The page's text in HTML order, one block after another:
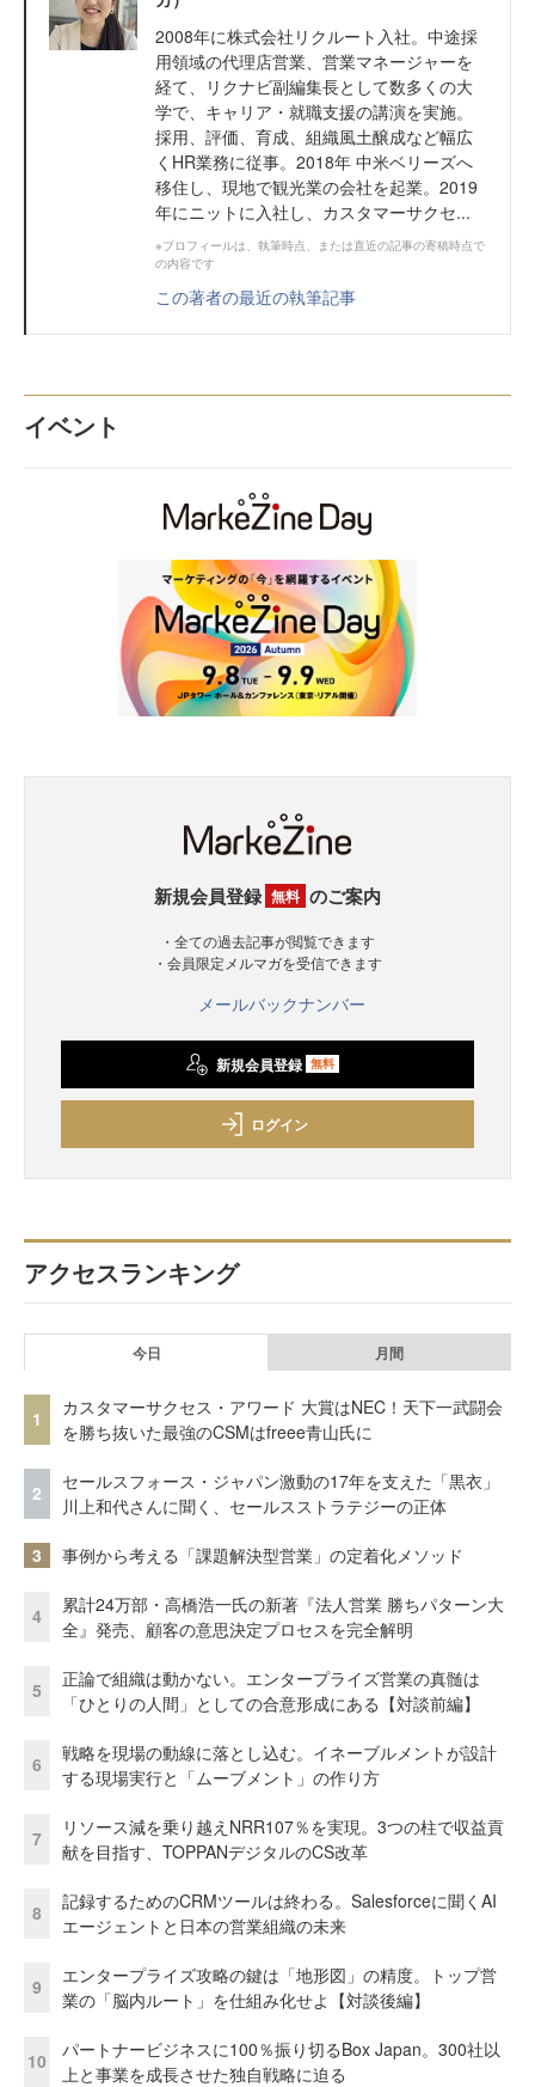
2008年に株式会社リクルート入社。中途採
用領域の代理店営業、営業マネージャーを
経て、リクナビ副編集長として数多くの大
学で、キャリア・就職支援の講演を実施。
採用、評価、育成、組織風土醸成など幅広
くHR業務に従事。2018年 中米ベリーズへ
移住し、現地で観光業の会社を起業。2019
年にニットに入社し、カスタマーサクセ...
※プロフィールは、執筆時点、または直近の記事の寄稿時点で
の内容です
この著者の最近の執筆記事
イベント
新規会員登録 無料 のご案内
・全ての過去記事が閲覧できます
・会員限定メルマガを受信できます
メールバックナンバー
新規会員登録 無料
ログイン
アクセスランキング
今日 月間
1
カスタマーサクセス・アワード 大賞はNEC！天下一武闘会
を勝ち抜いた最強のCSMはfreee青山氏に
2
セールスフォース・ジャパン激動の17年を支えた「黒衣」
川上和代さんに聞く、セールスストラテジーの正体
3 事例から考える「課題解決型営業」の定着化メソッド
4
累計24万部・高橋浩一氏の新著『法人営業 勝ちパターン大
全』発売、顧客の意思決定プロセスを完全解明
5
正論で組織は動かない。エンタープライズ営業の真髄は
「ひとりの人間」としての合意形成にある【対談前編】
6
戦略を現場の動線に落とし込む。イネーブルメントが設計
する現場実行と「ムーブメント」の作り方
7
リソース減を乗り越えNRR107％を実現。3つの柱で収益貢
献を目指す、TOPPANデジタルのCS改革
8
記録するためのCRMツールは終わる。Salesforceに聞くAI
エージェントと日本の営業組織の未来
9
エンタープライズ攻略の鍵は「地形図」の精度。トップ営
業の「脳内ルート」を仕組み化せよ【対談後編】
10
パートナービジネスに100％振り切るBox Japan。300社以
上と事業を成長させた独自戦略に迫る